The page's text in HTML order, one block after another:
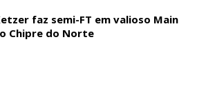
faz semi-FT em valioso Main
Chipre do Norte